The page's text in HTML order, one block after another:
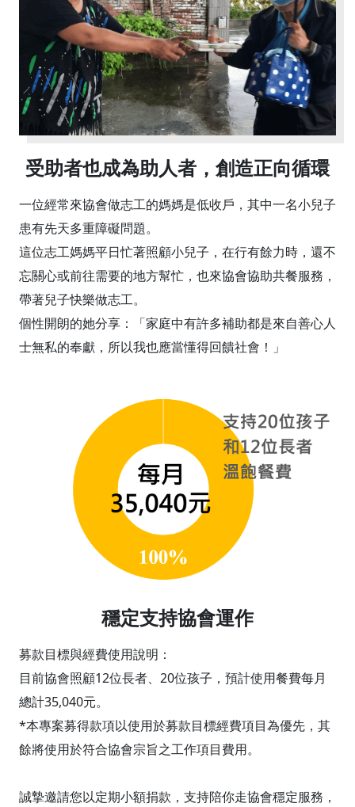
受助者也成為助人者，創造正向循環
一位經常來協會做志工的媽媽是低收戶，其中一名小兒子
患有先天多重障礙問題。
這位志工媽媽平日忙著照顧小兒子，在行有餘力時，還不
忘關心或前往需要的地方幫忙，也來協會協助共餐服務，
帶著兒子快樂做志工。
個性開朗的她分享：「家庭中有許多補助都是來自善心人
士無私的奉獻，所以我也應當懂得回饋社會！」
穩定支持協會運作
募款目標與經費使用說明：
目前協會照顧12位長者、20位孩子，預計使用餐費每月
總計35,040元。
*本專案募得款項以使用於募款目標經費項目為優先，其
餘將使用於符合協會宗旨之工作項目費用。
誠摯邀請您以定期小額捐款，支持陪你走協會穩定服務，